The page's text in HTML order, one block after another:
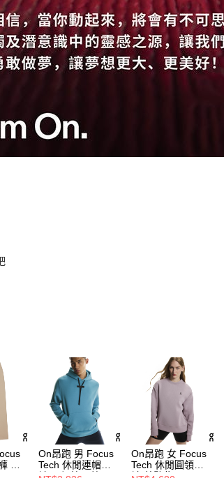
沙
On昂跑 男 Focus
Tech 休閒連帽長
On昂跑 女 Focus
Tech 休閒圓領長